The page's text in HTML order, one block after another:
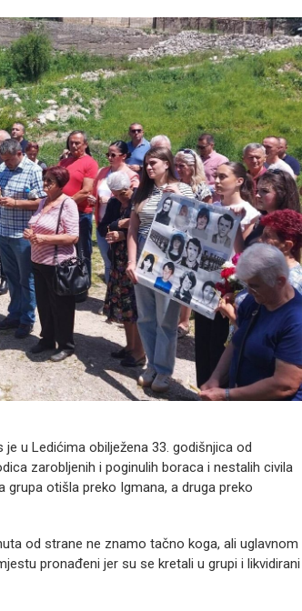
u Ledićima obilježena 33. godišnjica od
zarobljenih i poginulih boraca i nestalih civila
grupa otišla preko Igmana, a druga preko
od strane ne znamo tačno koga, ali uglavnom
pronađeni jer su se kretali u grupi i likvidirani